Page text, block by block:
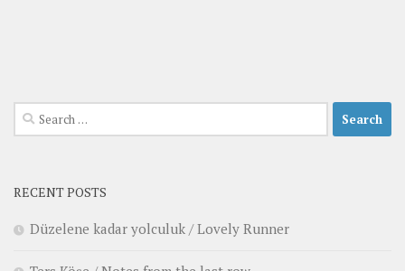
Search
for:
RECENT POSTS
Düzelene kadar yolculuk / Lovely Runner